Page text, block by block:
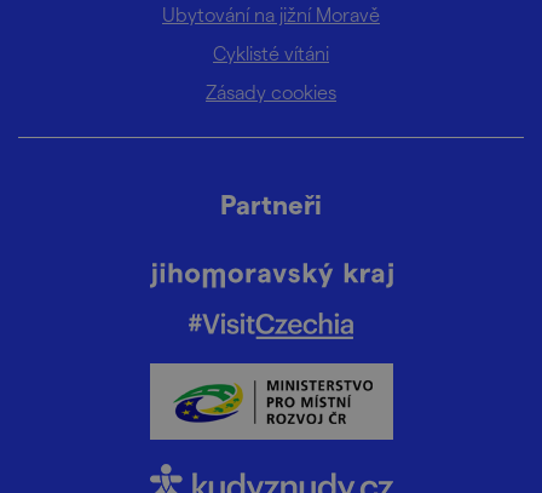
Ubytování na jižní Moravě
Cyklisté vítáni
Zásady cookies
Partneři